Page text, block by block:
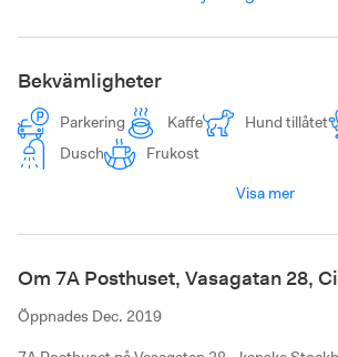
Bekvämligheter
Parkering Kaffe Hund tillåtet
Dusch
Frukost
Visa mer
Om 7A Posthuset, Vasagatan 28,
Öppnades Dec. 2019